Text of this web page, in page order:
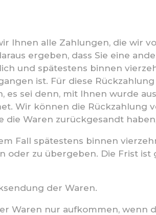
Ihnen alle Zahlungen, die wir
ergeben, dass Sie eine
und spätestens binnen
ist. Für diese
es sei denn, mit Ihnen wurde
Wir können die
die Waren zurückgesandt
Fall spätestens binnen
oder zu übergeben. Die Frist
der Waren.
Waren nur aufkommen,